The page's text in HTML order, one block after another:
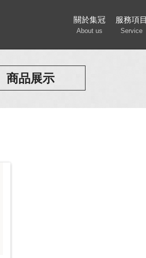
關於集冠
About us
服務項目
Service
商品展示